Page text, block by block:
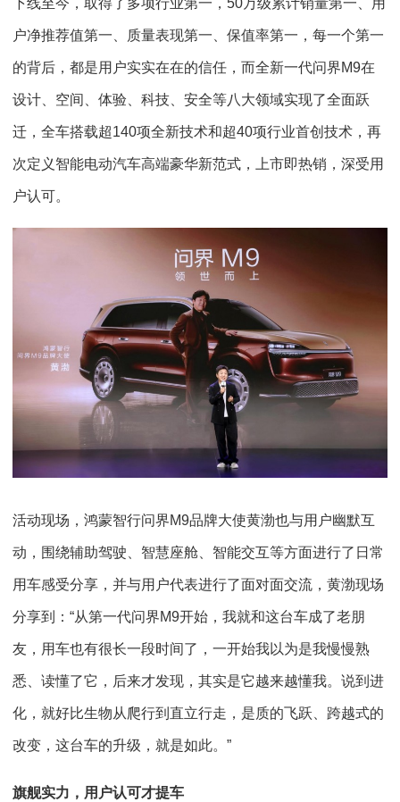
下线至今，取得了多项行业第一，50万级累计销量第一、用
户净推荐值第一、质量表现第一、保值率第一，每一个第一
的背后，都是用户实实在在的信任，而全新一代问界M9在
设计、空间、体验、科技、安全等八大领域实现了全面跃
迁，全车搭载超140项全新技术和超40项行业首创技术，再
次定义智能电动汽车高端豪华新范式，上市即热销，深受用
户认可。
活动现场，鸿蒙智行问界M9品牌大使黄渤也与用户幽默互
动，围绕辅助驾驶、智慧座舱、智能交互等方面进行了日常
用车感受分享，并与用户代表进行了面对面交流，黄渤现场
分享到：“从第一代问界M9开始，我就和这台车成了老朋
友，用车也有很长一段时间了，一开始我以为是我慢慢熟
悉、读懂了它，后来才发现，其实是它越来越懂我。说到进
化，就好比生物从爬行到直立行走，是质的飞跃、跨越式的
改变，这台车的升级，就是如此。”
旗舰实力，用户认可才提车